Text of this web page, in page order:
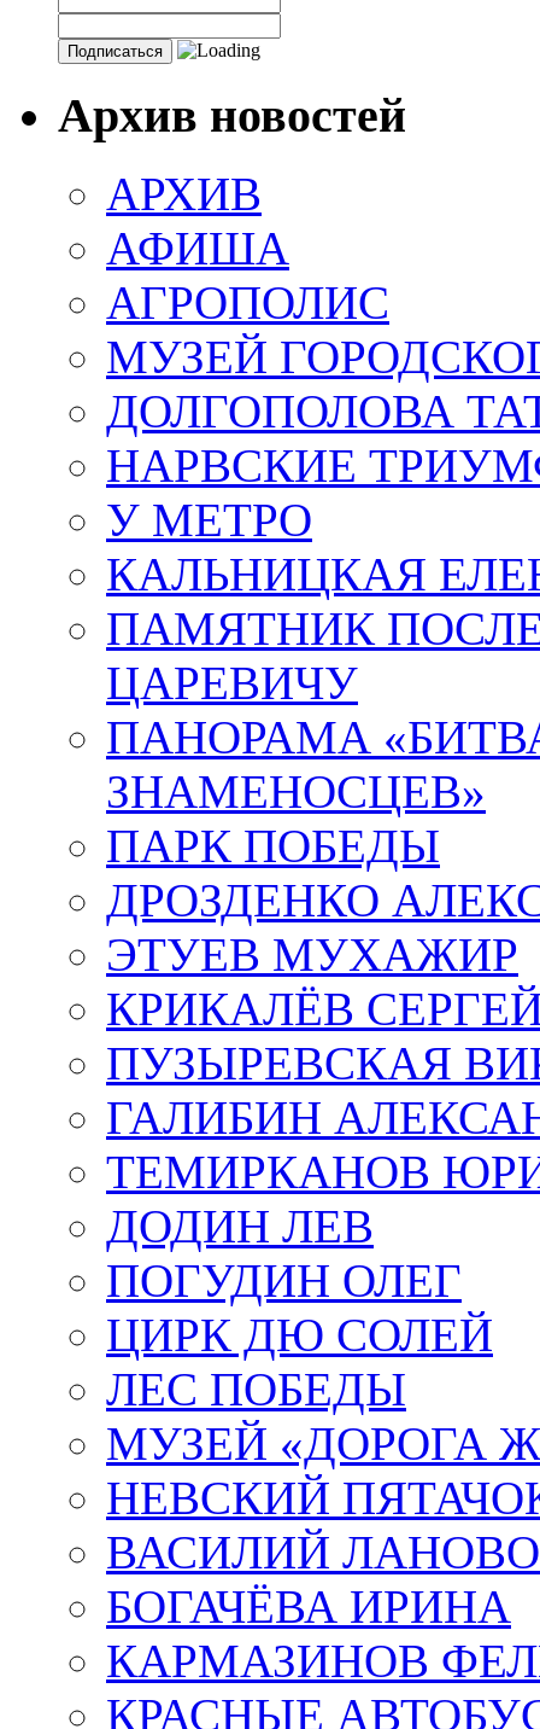
Архив новостей
АРХИВ
АФИША
АГРОПОЛИС
МУЗЕЙ
ДОЛГОПОЛОВА
НАРВСКИЕ
У МЕТРО
КАЛЬНИЦКАЯ
ПАМЯТНИК
ЦАРЕВИЧУ
ПАНОРАМА
ЗНАМЕНОСЦЕВ»
ПАРК ПОБЕДЫ
ДРОЗДЕНКО
ЭТУЕВ МУХАЖИР
КРИКАЛЁВ
ПУЗЫРЕВСКАЯ
ГАЛИБИН
ТЕМИРКАНОВ
ДОДИН ЛЕВ
ПОГУДИН ОЛЕГ
ЦИРК ДЮ СОЛЕЙ
ЛЕС ПОБЕДЫ
МУЗЕЙ «ДОРОГА
НЕВСКИЙ
ВАСИЛИЙ
БОГАЧЁВА ИРИНА
КАРМАЗИНОВ
КРАСНЫЕ